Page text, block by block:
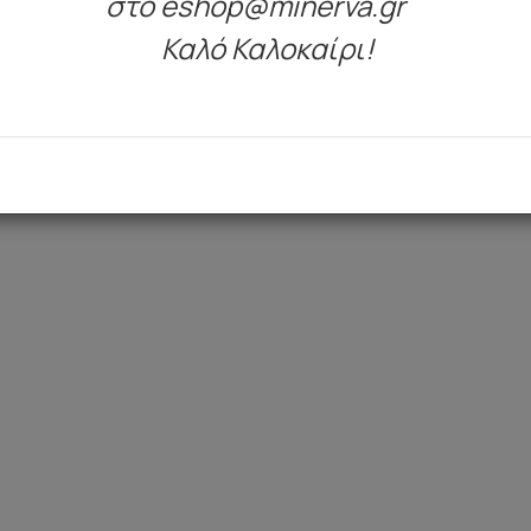
Είδατε πρόσφατα
Καλό Καλοκαίρι!